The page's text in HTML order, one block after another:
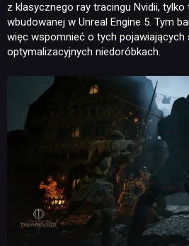
z klasycznego ray tracingu Nvidii,
wbudowanej w Unreal Engine 5. Tym
więc wspomnieć o tych pojawiających
optymalizacyjnych niedoróbkach.